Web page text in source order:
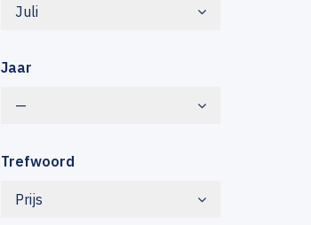
Juli
Jaar
—
Trefwoord
Prijs